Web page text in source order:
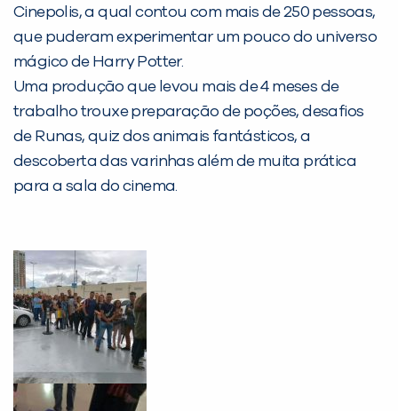
Cinepolis, a qual contou com mais de 250 pessoas,
que puderam experimentar um pouco do universo
mágico de Harry Potter.
Uma produção que levou mais de 4 meses de
trabalho trouxe preparação de poções, desafios
de Runas, quiz dos animais fantásticos, a
descoberta das varinhas além de muita prática
para a sala do cinema.
Desculpe!
Não encontramos nenhuma unidade
inFlux nesta cidade ou bairro que
você digitou.
Preencha com seus dados abaixo e
já vamos te colocar em contato